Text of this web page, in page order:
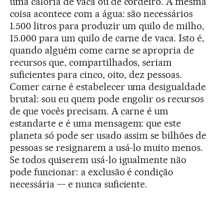
coisa acontece com a água: são necessários
1.500 litros para produzir um quilo de milho,
15.000 para um quilo de carne de vaca. Isto é,
quando alguém come carne se apropria de
recursos que, compartilhados, seriam
suficientes para cinco, oito, dez pessoas.
Comer carne é estabelecer uma desigualdade
brutal: sou eu quem pode engolir os recursos
de que vocês precisam. A carne é um
estandarte e é uma mensagem: que este
planeta só pode ser usado assim se bilhões de
pessoas se resignarem a usá-lo muito menos.
Se todos quiserem usá-lo igualmente não
pode funcionar: a exclusão é condição
necessária — e nunca suficiente.